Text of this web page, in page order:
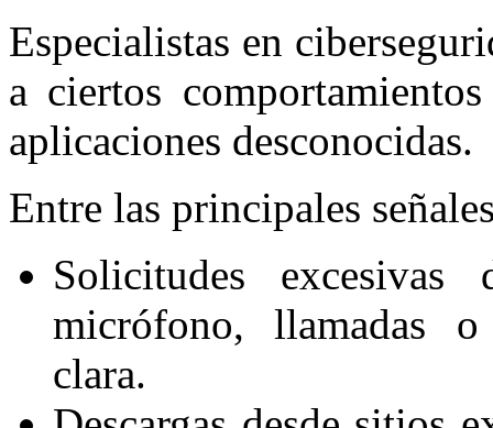
Especialistas en
a ciertos
aplicaciones desconocidas.
Entre las principales
Solicitudes
micrófono, llamadas o
clara.